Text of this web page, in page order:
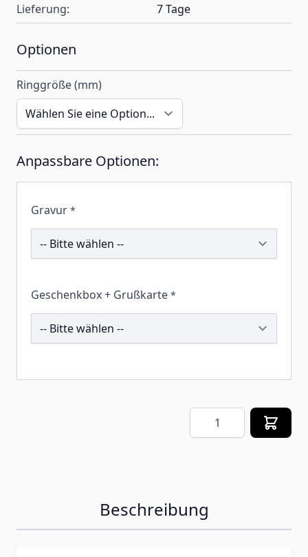
Lieferung:
7 Tage
Optionen
Ringgröße (mm)
Anpassbare Optionen:
Gravur *
193892
Geschenkbox + Grußkarte *
257695
Menge
Beschreibung